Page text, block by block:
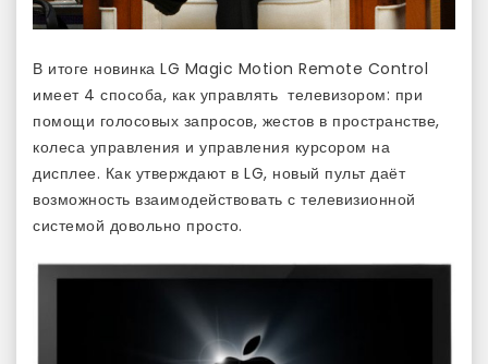
В итоге новинка LG Magic Motion Remote Control
имеет 4 способа, как управлять телевизором: при
помощи голосовых запросов, жестов в пространстве,
колеса управления и управления курсором на
дисплее. Как утверждают в LG, новый пульт даёт
возможность взаимодействовать с телевизионной
системой довольно просто.